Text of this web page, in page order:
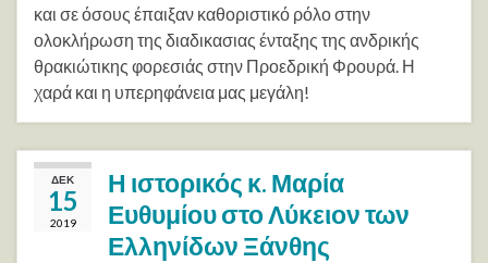
και σε όσους έπαιξαν καθοριστικό ρόλο στην
ολοκλήρωση της διαδικασιας ένταξης της ανδρικής
θρακιώτικης φορεσιάς στην Προεδρική Φρουρά. Η
χαρά και η υπερηφάνεια μας μεγάλη!
ΔΕΚ
15
2019
Η ιστορικός κ. Μαρία
Ευθυμίου στο Λύκειον των
Ελληνίδων Ξάνθης